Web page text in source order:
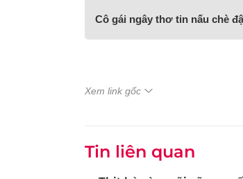
Cô gái ngây thơ tin nấu chè
Xem link gốc
Tin liên quan